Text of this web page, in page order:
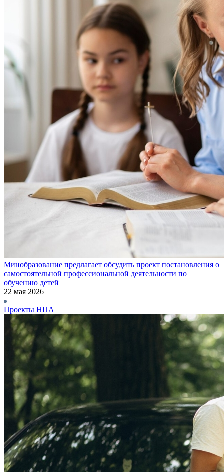
Минобразование предлагает обсудить проект постановления о
самостоятельной профессиональной деятельности по
обучению детей
22 мая 2026
Проекты НПА